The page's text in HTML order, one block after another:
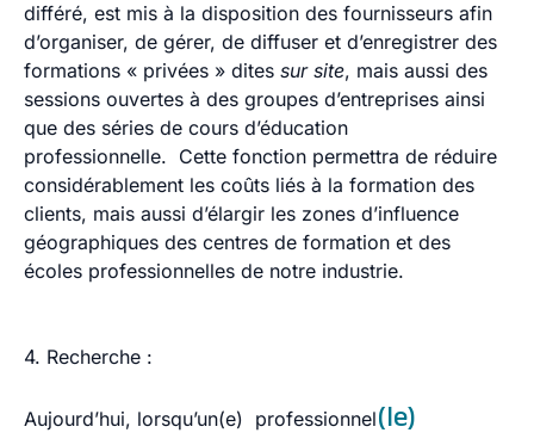
différé, est mis à la disposition des fournisseurs afin
d’organiser, de gérer, de diffuser et d’enregistrer des
formations « privées » dites sur site, mais aussi des
sessions ouvertes à des groupes d’entreprises ainsi
que des séries de cours d’éducation
professionnelle. Cette fonction permettra de réduire
considérablement les coûts liés à la formation des
clients, mais aussi d’élargir les zones d’influence
géographiques des centres de formation et des
écoles professionnelles de notre industrie.
4. Recherche :
Aujourd’hui, lorsqu’un(e) professionnel(le)